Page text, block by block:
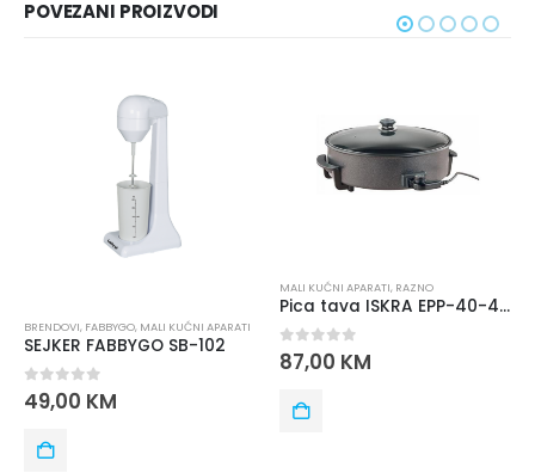
POVEZANI PROIZVODI
FABBYGO,MALI KUĆNI APARATI
FABBYGO SB-102
of 5
KM
MALI KUĆNI APARATI,RAZNO
Pica tava ISKRA EPP-40-42-9
0out of 5
KM